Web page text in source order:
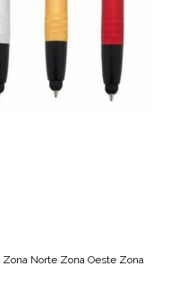
Zona Norte Zona Oeste Zona